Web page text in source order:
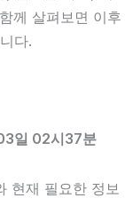
께 살펴보면 이후
다.
일 02시37분
현재 필요한 정보